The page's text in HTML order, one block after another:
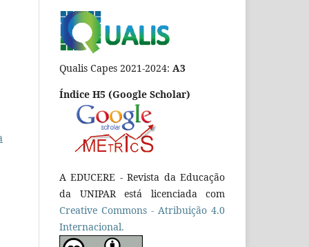
Qualis Capes 2021-2024: A3
Índice H5 (Google Scholar)
A EDUCERE - Revista da Educação
da UNIPAR está licenciada com
Creative Commons - Atribuição 4.0
Internacional.